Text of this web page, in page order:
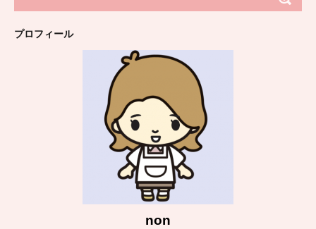
プロフィール
non